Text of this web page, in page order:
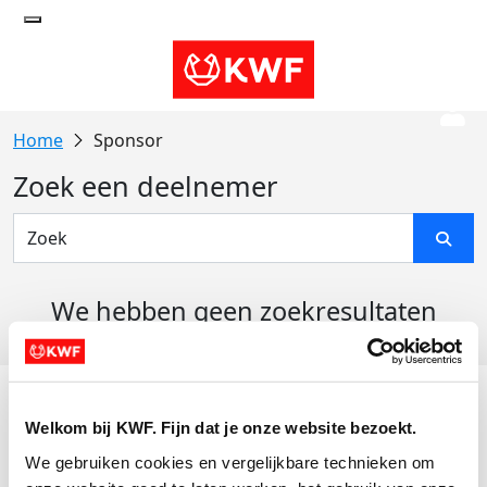
Welkom bij KWF. Fijn dat je onze website bezoekt.
We gebruiken cookies en vergelijkbare technieken om
Sponsor
Zoek een deelnemer
We hebben geen zoekresultaten
Actiematerialen
Evenementen